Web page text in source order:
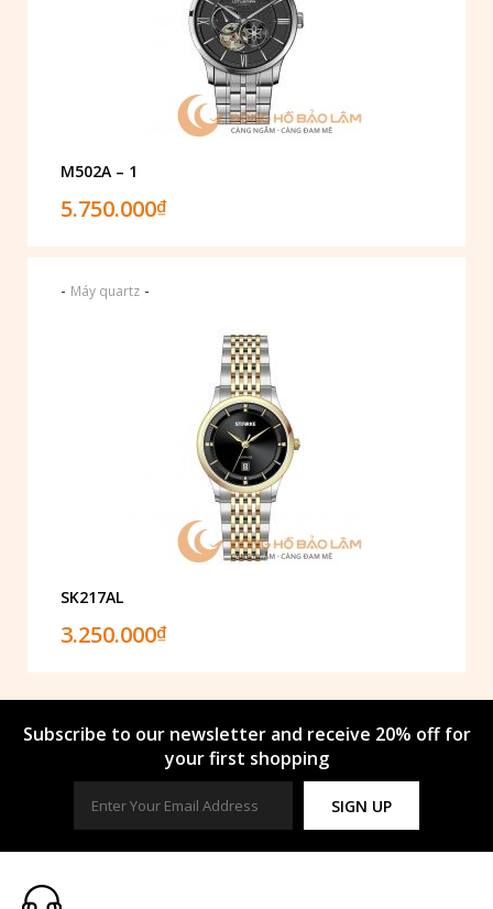
M502A – 1
5.750.000₫
- Máy quartz -
SK217AL
3.250.000₫
Subscribe to our newsletter and receive 20% off for
your first shopping
SIGN UP